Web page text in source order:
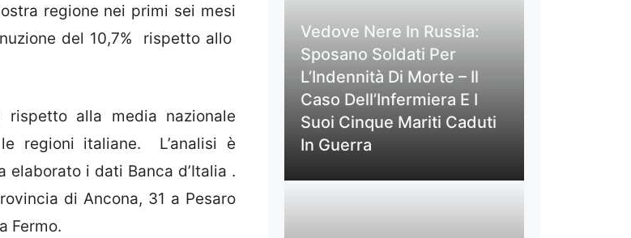
regione nei primi sei mesi
del 10,7% rispetto allo
alla media nazionale
regioni italiane. L’analisi è
elaborato i dati Banca d’Italia .
di Ancona, 31 a Pesaro
Fermo.
Vedove Nere In Russia:
Sposano Soldati Per
L’Indennità Di Morte – Il
Caso Dell’Infermiera E I
Suoi Cinque Mariti Caduti
In Guerra